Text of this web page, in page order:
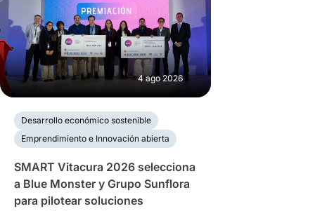
4 ago 2026
Desarrollo económico sostenible
Emprendimiento e Innovación abierta
SMART Vitacura 2026 selecciona
a Blue Monster y Grupo Sunflora
para pilotear soluciones